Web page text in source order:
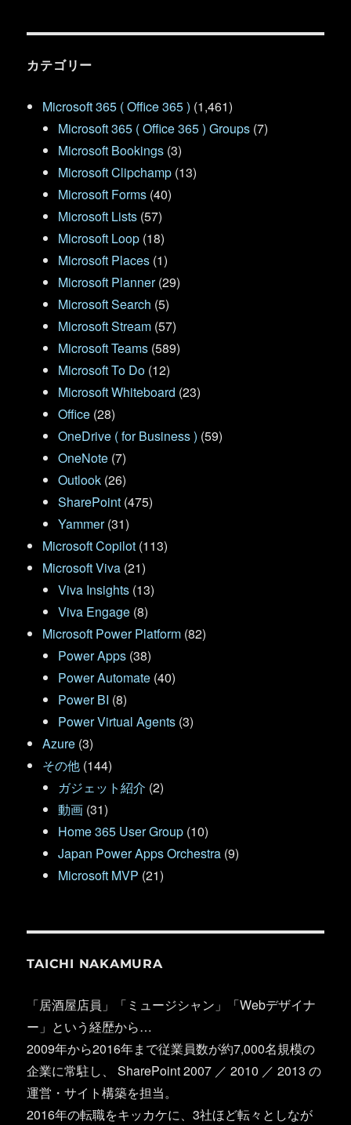
カテゴリー
Microsoft 365 ( Office 365 ) (1,461)
Microsoft 365 ( Office 365 ) Groups (7)
Microsoft Bookings (3)
Microsoft Clipchamp (13)
Microsoft Forms (40)
Microsoft Lists (57)
Microsoft Loop (18)
Microsoft Places (1)
Microsoft Planner(29)
Microsoft Search (5)
Microsoft Stream (57)
Microsoft Teams (589)
Microsoft To Do (12)
Microsoft Whiteboard (23)
Office (28)
OneDrive ( for Business ) (59)
OneNote (7)
Outlook (26)
SharePoint (475)
Yammer(31)
Microsoft Copilot (113)
Microsoft Viva (21)
Viva Insights (13)
Viva Engage (8)
Microsoft Power Platform (82)
Power Apps (38)
Power Automate (40)
Power BI (8)
Power Virtual Agents (3)
Azure (3)
その他 (144)
ガジェット紹介 (2)
動画 (31)
Home 365 User Group (10)
Japan Power Apps Orchestra (9)
Microsoft MVP (21)
TAICHI NAKAMURA
「居酒屋店員」「ミュージシャン」「Webデザイナ
ー」という経歴から…
2009年から2016年まで従業員数が約7,000名規模の
企業に常駐し、 SharePoint 2007 ／ 2010 ／ 2013 の
運営・サイト構築を担当。
2016年の転職をキッカケに、3社ほど転々としなが